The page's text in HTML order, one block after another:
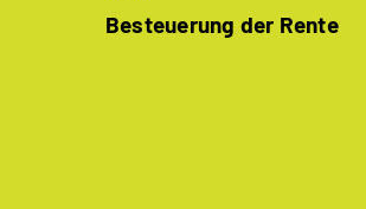
Besteuerung der Rente